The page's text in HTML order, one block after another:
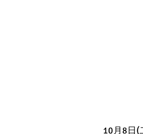
10月8日(